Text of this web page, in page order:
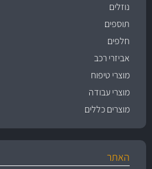
נוזלים
תוספים
חלפים
אביזרי רכב
מוצרי טיפוח
מוצרי עבודה
מוצרים כללים
האתר